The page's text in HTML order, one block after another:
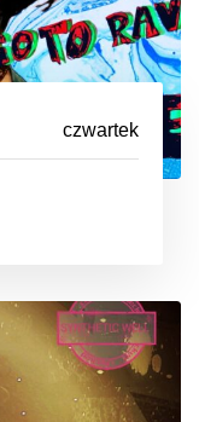
czwartek